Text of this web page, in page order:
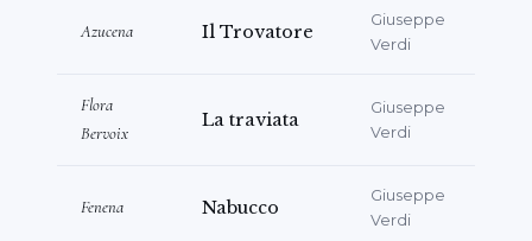
Azucena Il Trovatore
Giuseppe
Verdi
Flora
Bervoix
La traviata
Giuseppe
Verdi
Fenena Nabucco
Giuseppe
Verdi